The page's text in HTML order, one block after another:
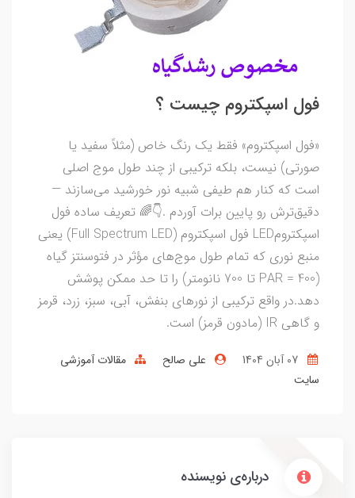
فول اسپکتروم چیست ؟
«فول اسپکتروم» فقط یک رنگ خاص (مثلاً سفید یا
صورتی) نیست، بلکه ترکیبی از چند طول موج اصلی
است که کنار هم طیفی شبیه نور خورشید می‌سازند —
دقیق‌ترش رو پایین برات آوردم .👇🌈 تعریف ساده فول
اسپکترومLED فول اسپکتروم (Full Spectrum LED) یعنی
منبع نوری که تمام طول موج‌های مؤثر در فتوسنتز گیاه
(PAR = 400 تا 700 نانومتر) را تا حد ممکن پوشش
دهد.در واقع ترکیبی از نورهای بنفش، آبی، سبز، زرد، قرمز
و گاهی IR (مادون قرمز) است.
علی صالح
مقالات آموزشی
سایت
درباره‌ی نویسنده